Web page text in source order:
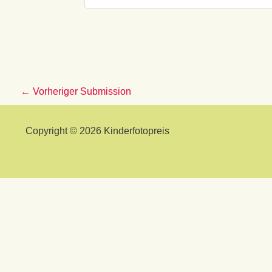
← Vorheriger Submission
Copyright © 2026 Kinderfotopreis